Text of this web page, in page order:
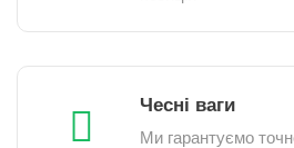
Чесні ваги
Ми гарантуємо